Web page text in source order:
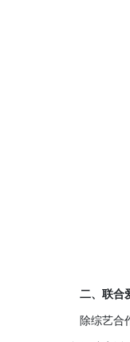
二、联合
除综艺合